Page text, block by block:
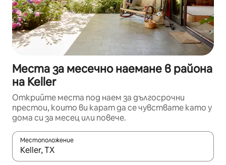
Места за месечно наемане в района
на Keller
Открийте места под наем за дългосрочни
престои, които ви карат да се чувствате като у
дома си за месец или повече.
Местоположение
Когато резултатите се покажат, използвайте